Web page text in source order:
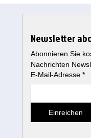
eskaliert die
Aufarbeitung im
Newsletter
Abonnieren Sie
Nachrichten
E-Mail-Adresse *
Einreichen